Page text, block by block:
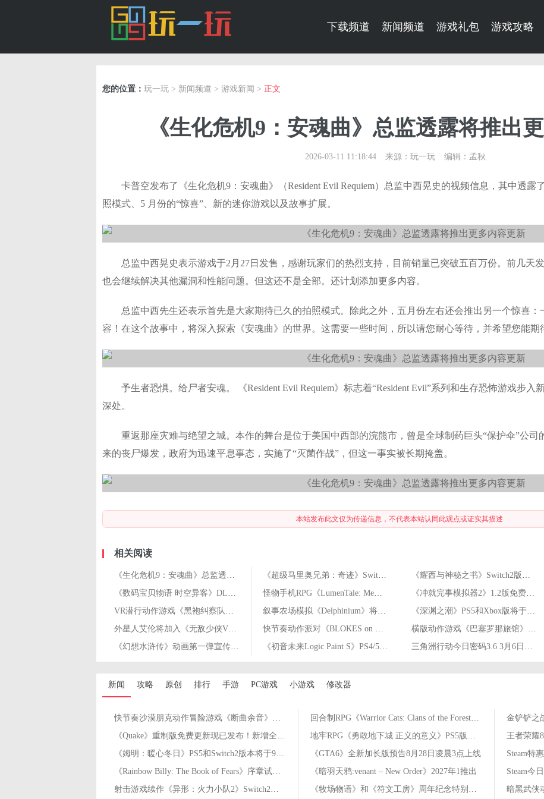
下载频道 新闻频道 游戏礼包 游戏攻略
您的位置： 玩一玩 > 新闻频道 > 游戏新闻 > 正文
《生化危机9：安魂曲》总监透露将推出
2026-03-11 11:18:44 来源：玩一玩 编辑：孟秋
卡普空发布了《生化危机9：安魂曲》（Resident Evil Requiem）总监中西晃史的视频信息，其中透露
照模式、5 月份的“惊喜”、新的迷你游戏以及故事扩展。
总监中西晃史表示游戏于2月27日发售，感谢玩家们的热烈支持，目前销量已突破五百万份。前几天
也会继续解决其他漏洞和性能问题。但这还不是全部。还计划添加更多内容。
总监中西先生还表示首先是大家期待已久的拍照模式。除此之外，五月份左右还会推出另一个惊喜
容！在这个故事中，将深入探索《安魂曲》的世界。这需要一些时间，所以请您耐心等待，并希望您能期
予生者恐惧。给尸者安魂。 《Resident Evil Requiem》标志着“Resident Evil”系列和生存恐怖游戏步入
深处。
重返那座灾难与绝望之城。本作的舞台是位于美国中西部的浣熊市，曾是全球制药巨头“保护伞”公司
来的丧尸爆发，政府为迅速平息事态，实施了“灭菌作战”，但这一事实被长期掩盖。
本站发布此文仅为传递信息，不代表本站认同此观点或证实其描述
相关阅读
《生化危机9：安魂曲》总监透露将推出更多内容更新 《超级马里奥兄弟：奇迹》Switch2版本概览预告发布！
《耀西与神秘之书》Switch2版本5月21日发售
《数码宝贝物语 时空异客》DLC第三弹＂Anti-ParadoX＂3月12日上线
怪物手机RPG《LumenTale: Memories of Trey》5月26日发售
《冲就完事模拟器2》1.2版免费更新已发布！多项新功能上线
VR潜行动作游戏《黑袍纠察队：触发警告》3月26日登陆Quest平台
叙事农场模拟《Delphinium》将登陆Xbox和PC平台
《深渊之潮》PS5和Xbox版将于今夏推出！同步推出1.3版本更新
外星人艾伦将加入《无敌少侠VS》！4月9日开启公测
快节奏动作派对《BLOKES on BLOCKS!》现已在Switch和PC发售！
横版动作游戏《巴塞罗那旅馆》“新管理层”更新现已发布！
《幻想水浒传》动画第一弹宣传预告发布！将于10月开播
《初音未来Logic Paint S》PS4/5版本将于3月18日推出 三角洲行动今日密码3.6 3月6日密码门摩斯密码分享
新闻 攻略 原创 排行 手游 PC游戏 小游戏 修改器
快节奏沙漠朋克动作冒险游戏《断曲余音》将同步推出Switch2版本
《Quake》重制版免费更新现已发布！新增全新扩展内容
《姆明：暖心冬日》PS5和Switch2版本将于9月18日发售
《Rainbow Billy: The Book of Fears》序章试玩现已在PC上线
射击游戏续作《异形：火力小队2》Switch2版本将于今年秋季推出
回合制RPG《Warrior Cats: Clans of the Forest》将于今年秋季推出
地牢RPG《勇敢地下城 正义的意义》PS5版本8月8日推出
《GTA6》全新加长版预告8月28日凌晨3点上线
《暗羽天鸦:venant – New Order》2027年1推出
《牧场物语》和《符文工房》周年纪念特别直播8月24日举行
Steam今